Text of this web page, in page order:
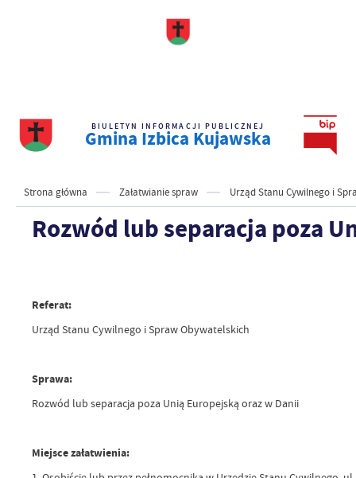
BIULETYN INFORMACJI PUBLICZNEJ
Gmina Izbica Kujawska
Strona główna Załatwianie spraw Urząd Stanu Cywilnego i
Rozwód lub separacja poza
Referat:
Urząd Stanu Cywilnego i Spraw Obywatelskich
Sprawa:
Rozwód lub separacja poza Unią Europejską oraz w Danii
Miejsce załatwienia: